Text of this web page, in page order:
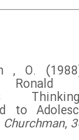
, O.
Ronald
to
,